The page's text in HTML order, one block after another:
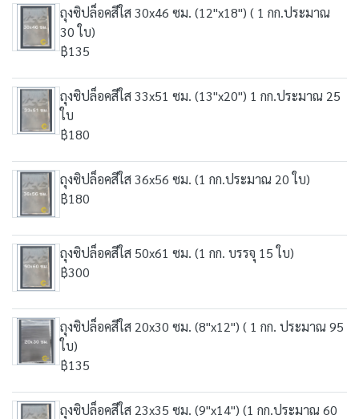
ถุงซิปล็อคสีใส 30x46 ซม. (12"x18") ( 1 กก.ประมาณ
30 ใบ)
฿135
ถุงซิปล็อคสีใส 33x51 ซม. (13"x20") 1 กก.ประมาณ 25
ใบ
฿180
ถุงซิปล็อคสีใส 36x56 ซม. (1 กก.ประมาณ 20 ใบ)
฿180
ถุงซิปล็อคสีใส 50x61 ซม. (1 กก. บรรจุ 15 ใบ)
฿300
ถุงซิปล็อคสีใส 20x30 ซม. (8"x12") ( 1 กก. ประมาณ 95
ใบ)
฿135
ถุงซิปล็อคสีใส 23x35 ซม. (9"x14") (1 กก.ประมาณ 60